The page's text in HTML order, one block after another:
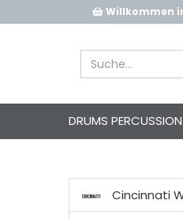
Willkommen
DRUMS PERCUSSION
Cincinnati